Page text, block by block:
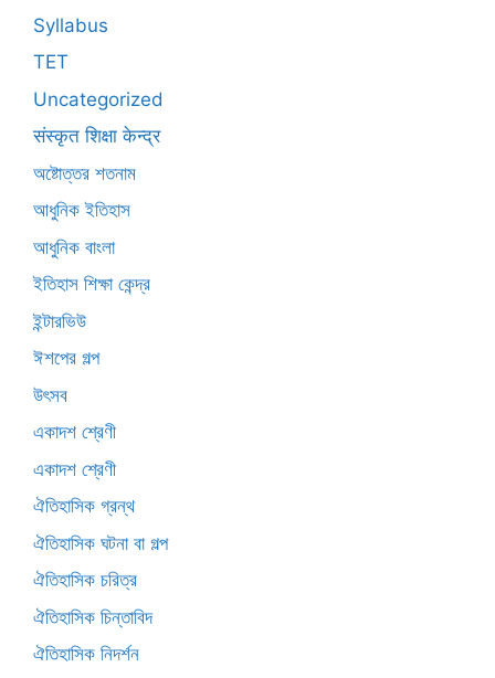
Syllabus
TET
Uncategorized
संस्कृत शिक्षा केन्द्र
অষ্টোত্তর শতনাম
আধুনিক ইতিহাস
আধুনিক বাংলা
ইতিহাস শিক্ষা কেন্দ্র
ইন্টারভিউ
ঈশপের গল্প
উৎসব
একাদশ শ্রেণী
একাদশ শ্রেণী
ঐতিহাসিক গ্রন্থ
ঐতিহাসিক ঘটনা বা গল্প
ঐতিহাসিক চরিত্র
ঐতিহাসিক চিন্তাবিদ
ঐতিহাসিক নিদর্শন